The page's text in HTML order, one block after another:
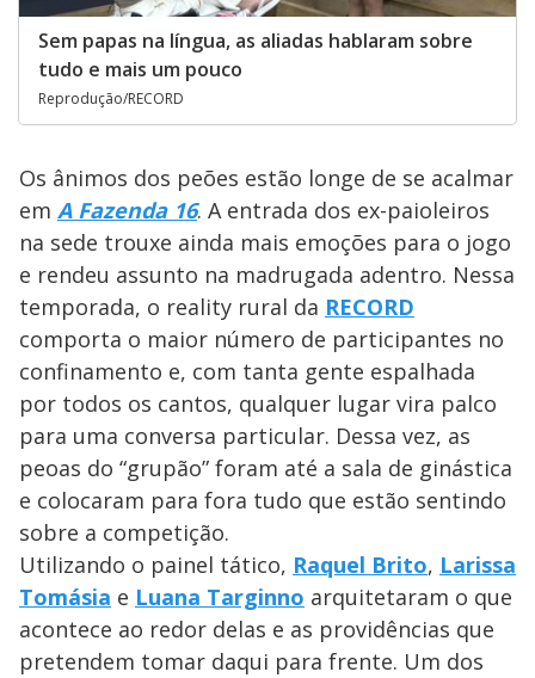
Sem papas na língua, as aliadas hablaram sobre
tudo e mais um pouco
Reprodução/RECORD
Os ânimos dos peões estão longe de se acalmar
em A Fazenda 16. A entrada dos ex-paioleiros
na sede trouxe ainda mais emoções para o jogo
e rendeu assunto na madrugada adentro. Nessa
temporada, o reality rural da RECORD
comporta o maior número de participantes no
confinamento e, com tanta gente espalhada
por todos os cantos, qualquer lugar vira palco
para uma conversa particular. Dessa vez, as
peoas do “grupão” foram até a sala de ginástica
e colocaram para fora tudo que estão sentindo
sobre a competição.
Utilizando o painel tático, Raquel Brito, Larissa
Tomásia e Luana Targinno arquitetaram o que
acontece ao redor delas e as providências que
pretendem tomar daqui para frente. Um dos